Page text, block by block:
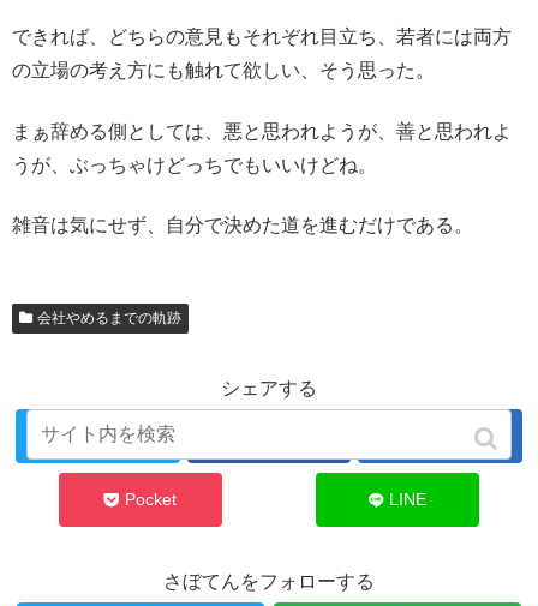
できれば、どちらの意見もそれぞれ目立ち、若者には両方
の立場の考え方にも触れて欲しい、そう思った。
まぁ辞める側としては、悪と思われようが、善と思われよ
うが、ぶっちゃけどっちでもいいけどね。
雑音は気にせず、自分で決めた道を進むだけである。
会社やめるまでの軌跡
シェアする
Twitter はてブ
Pocket LINE
さぼてんをフォローする